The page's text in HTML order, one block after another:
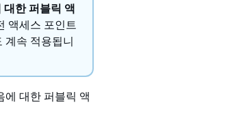
대한 퍼블릭 액
액세스 포인트
계속 적용됩니
에 대한 퍼블릭 액